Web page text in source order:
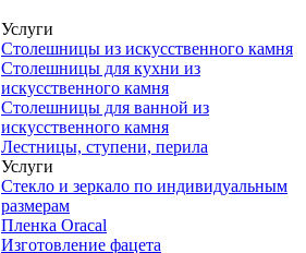
Услуги
Столешницы из искусственного камня
Столешницы для кухни из
искусственного камня
Столешницы для ванной из
искусственного камня
Лестницы, ступени, перила
Услуги
Стекло и зеркало по индивидуальным
размерам
Пленка Oracal
Изготовление фацета